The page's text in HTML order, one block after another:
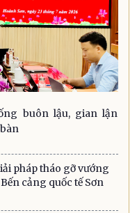
buôn lậu, gian lận
pháp tháo gỡ vướng
cảng quốc tế Sơn